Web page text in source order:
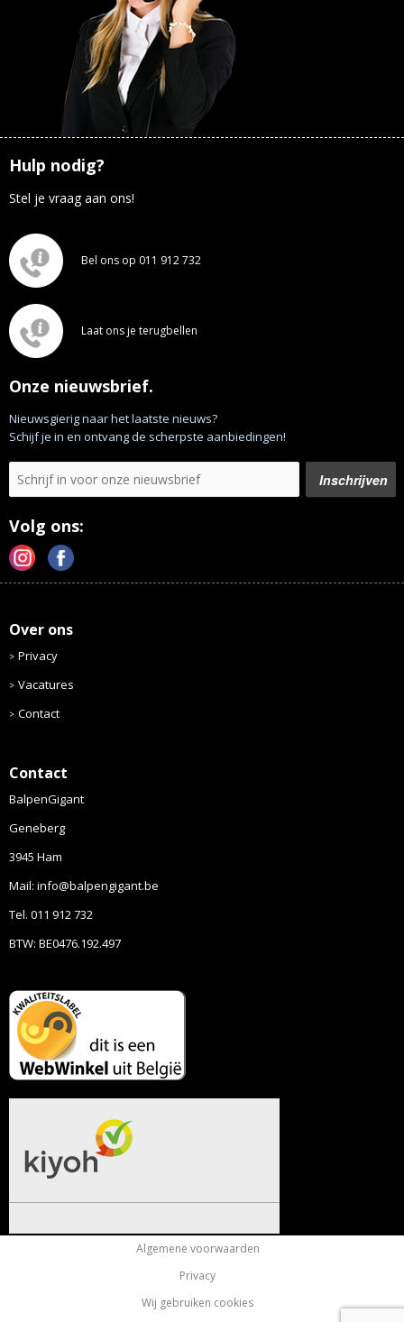
Hulp nodig?
Stel je vraag aan ons!
Bel ons op 011 912 732
Laat ons je terugbellen
Onze nieuwsbrief.
Nieuwsgierig naar het laatste nieuws?
Schijf je in en ontvang de scherpste aanbiedingen!
Volg ons:
Over ons
Privacy
Vacatures
Contact
Contact
BalpenGigant
Geneberg
3945 Ham
Mail: info@balpengigant.be
Tel. 011 912 732
BTW: BE0476.192.497
Algemene voorwaarden
Privacy
Wij gebruiken cookies